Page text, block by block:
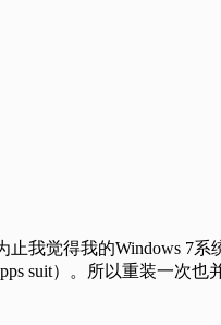
我觉得我的Windows 7
suit）。所以重装一次也